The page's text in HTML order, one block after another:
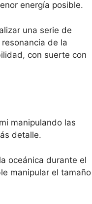
energía posible.
una serie de
de la
con suerte con
manipulando las
detalle.
oceánica durante el
manipular el tamaño